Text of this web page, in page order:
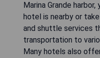
Marina Grande
hotel is nearby or
and shuttle services
transportation to
Many hotels also